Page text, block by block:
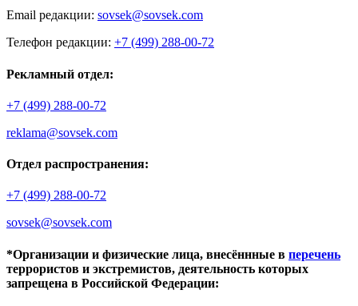
Email редакции: sovsek@sovsek.com
Телефон редакции: +7 (499) 288-00-72
Рекламный отдел:
+7 (499) 288-00-72
reklama@sovsek.com
Отдел распространения:
+7 (499) 288-00-72
sovsek@sovsek.com
*Организации и физические лица, внесённные в перечень
террористов и экстремистов, деятельность которых
запрещена в Российской Федерации: